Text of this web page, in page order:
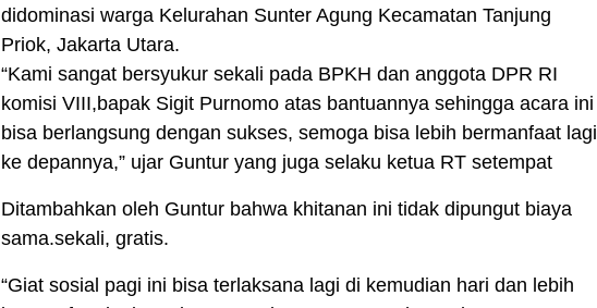
didominasi warga Kelurahan Sunter Agung Kecamatan Tanjung
Priok, Jakarta Utara.
“Kami sangat bersyukur sekali pada BPKH dan anggota DPR RI
komisi VIII,bapak Sigit Purnomo atas bantuannya sehingga acara ini
bisa berlangsung dengan sukses, semoga bisa lebih bermanfaat lagi
ke depannya,” ujar Guntur yang juga selaku ketua RT setempat
Ditambahkan oleh Guntur bahwa khitanan ini tidak dipungut biaya
sama.sekali, gratis.
“Giat sosial pagi ini bisa terlaksana lagi di kemudian hari dan lebih